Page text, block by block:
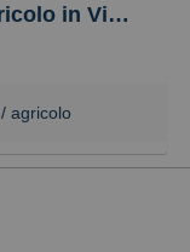
s.n.c., Taormina
agricolo